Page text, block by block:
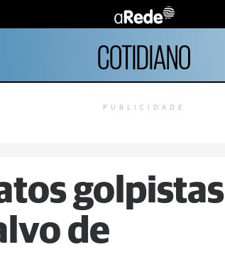
COTIDIANO
PUBLICIDADE
golpistas
de